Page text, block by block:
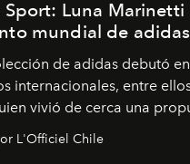
Luna Marinetti
mundial de adidas
de adidas debutó
internacionales, entre
vivió de cerca una
y rendimiento.
L'Officiel Chile